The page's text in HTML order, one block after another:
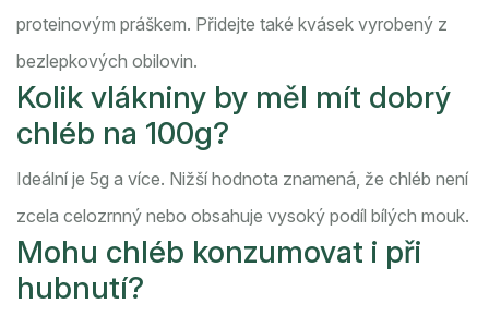
proteinovým práškem. Přidejte také kvásek vyrobený z
bezlepkových obilovin.
Kolik vlákniny by měl mít dobrý
chléb na 100g?
Ideální je 5g a více. Nižší hodnota znamená, že chléb není
zcela celozrnný nebo obsahuje vysoký podíl bílých mouk.
Mohu chléb konzumovat i při
hubnutí?